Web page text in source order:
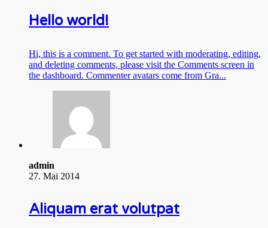
Hello world!
Hi, this is a comment. To get started with moderating, editing,
and deleting comments, please visit the Comments screen in
the dashboard. Commenter avatars come from Gra...
admin
27. Mai 2014
Aliquam erat volutpat